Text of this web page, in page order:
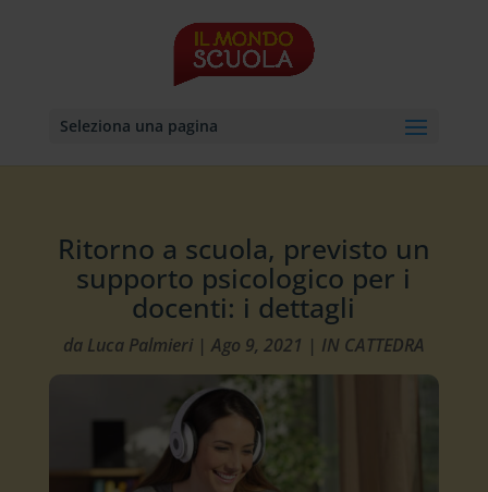
Seleziona una pagina
Ritorno a scuola, previsto un
supporto psicologico per i
docenti: i dettagli
da Luca Palmieri|Ago 9, 2021 | IN CATTEDRA